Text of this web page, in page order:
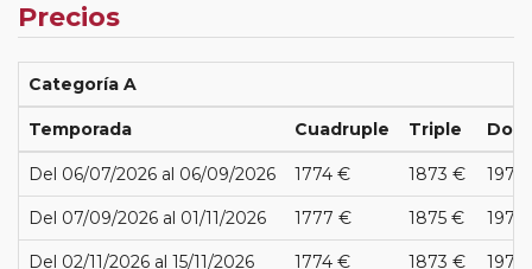
Precios
Categoría A
Temporada Cuadruple Triple
Del 06/07/2026 al 06/09/2026 1774 € 1873 € 1971
Del 07/09/2026 al 01/11/2026 1777 € 1875 € 1975
Del 02/11/2026 al 15/11/2026 1774 € 1873 € 1971